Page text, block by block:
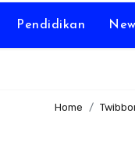
Pendidikan
Home